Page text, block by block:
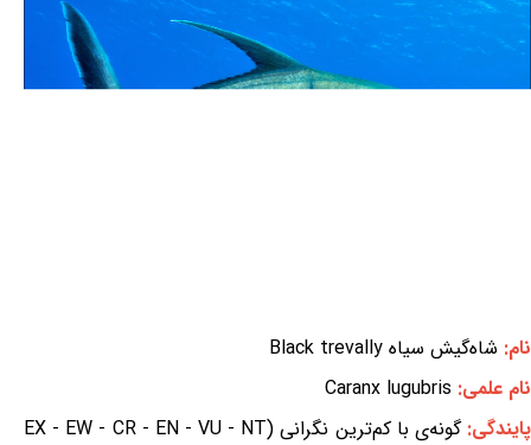
نام: شاه‌گیش سیاه Black trevally
نام علمی: Caranx lugubris
پایندگی:
گونه‌ی با کم‌ترین نگرانی (EX - EW - CR - EN - VU - NT